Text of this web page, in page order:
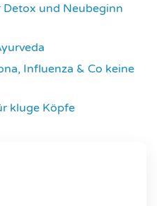
und Neubeginn
Influenza & Co keine
kluge Köpfe